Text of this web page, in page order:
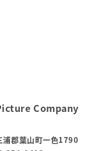
郡葉山町一色1790